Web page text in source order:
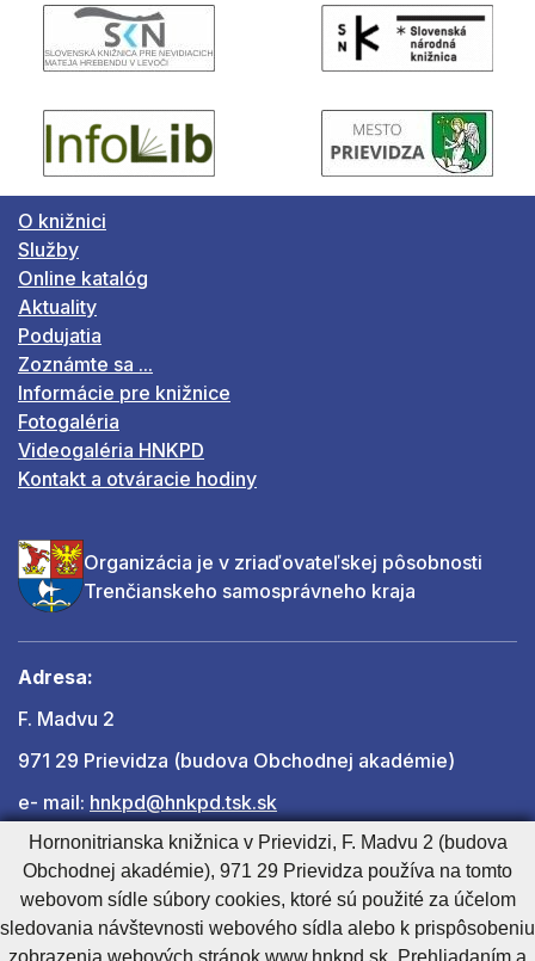
O knižnici
Služby
Online katalóg
Aktuality
Podujatia
Zoznámte sa ...
Informácie pre knižnice
Fotogaléria
Videogaléria HNKPD
Kontakt a otváracie hodiny
Organizácia je v zriaďovateľskej pôsobnosti
Trenčianskeho samosprávneho kraja
Adresa:
F. Madvu 2
971 29 Prievidza (budova Obchodnej akadémie)
e- mail: hnkpd@hnkpd.tsk.sk
Ďalšie kontakty
Hornonitrianska knižnica v Prievidzi, F. Madvu 2 (budova
Obchodnej akadémie), 971 29 Prievidza používa na tomto
webovom sídle súbory cookies, ktoré sú použité za účelom
sledovania návštevnosti webového sídla alebo k prispôsobeniu
zobrazenia webových stránok www.hnkpd.sk. Prehliadaním a